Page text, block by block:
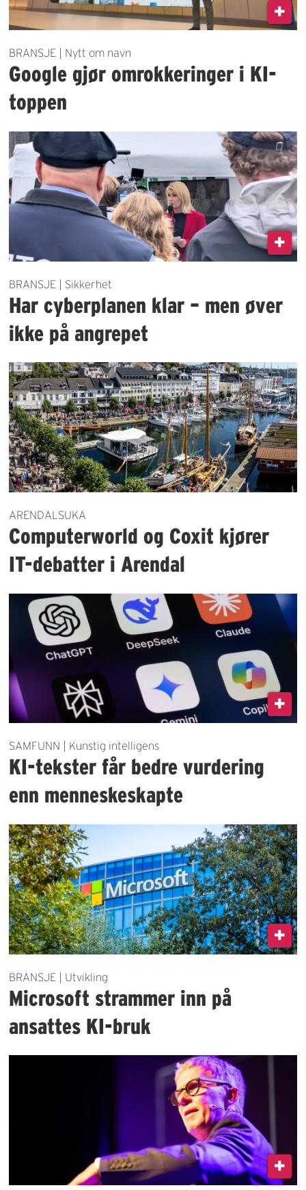
BRANSJE | Nytt om navn
Google gjør omrokkeringer i KI-
toppen
BRANSJE | Sikkerhet
Har cyberplanen klar – men øver
ikke på angrepet
ARENDALSUKA
Computerworld og Coxit kjører
IT-debatter i Arendal
SAMFUNN | Kunstig intelligens
KI-tekster får bedre vurdering
enn menneskeskapte
BRANSJE | Utvikling
Microsoft strammer inn på
ansattes KI-bruk